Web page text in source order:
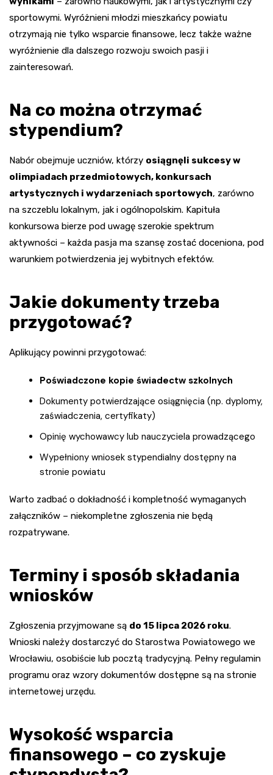
sportowymi. Wyróżnieni młodzi mieszkańcy powiatu
otrzymają nie tylko wsparcie finansowe, lecz także ważne
wyróżnienie dla dalszego rozwoju swoich pasji i
zainteresowań.
Na co można otrzymać
stypendium?
Nabór obejmuje uczniów, którzy osiągnęli sukcesy w
olimpiadach przedmiotowych, konkursach
artystycznych i wydarzeniach sportowych, zarówno
na szczeblu lokalnym, jak i ogólnopolskim. Kapituła
konkursowa bierze pod uwagę szerokie spektrum
aktywności – każda pasja ma szansę zostać doceniona, pod
warunkiem potwierdzenia jej wybitnych efektów.
Jakie dokumenty trzeba
przygotować?
Aplikujący powinni przygotować:
Poświadczone kopie świadectw szkolnych
Dokumenty potwierdzające osiągnięcia (np. dyplomy,
zaświadczenia, certyfikaty)
Opinię wychowawcy lub nauczyciela prowadzącego
Wypełniony wniosek stypendialny dostępny na
stronie powiatu
Warto zadbać o dokładność i kompletność wymaganych
załączników – niekompletne zgłoszenia nie będą
rozpatrywane.
Terminy i sposób składania
wniosków
Zgłoszenia przyjmowane są do 15 lipca 2026 roku.
Wnioski należy dostarczyć do Starostwa Powiatowego we
Wrocławiu, osobiście lub pocztą tradycyjną. Pełny regulamin
programu oraz wzory dokumentów dostępne są na stronie
internetowej urzędu.
Wysokość wsparcia
finansowego – co zyskuje